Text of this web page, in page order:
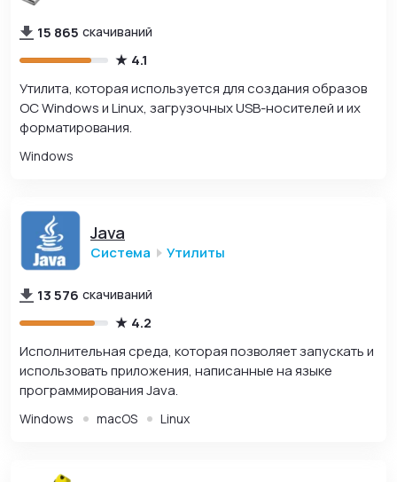
15 865 скачиваний
4.1
Утилита, которая используется для создания образов
ОС Windows и Linux, загрузочных USB-носителей и их
форматирования.
Windows
Java
Система Утилиты
13 576 скачиваний
4.2
Исполнительная среда, которая позволяет запускать и
использовать приложения, написанные на языке
программирования Java.
Windows macOS Linux